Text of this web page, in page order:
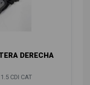
DERECHA
CDI CAT